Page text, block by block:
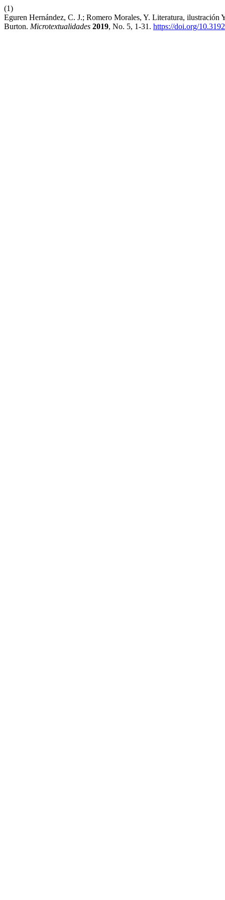
(1)
Eguren Hernández, C. J.; Romero Morales, Y. Literatura,
Burton. Microtextualidades 2019, No. 5, 1-31. https://doi.org/